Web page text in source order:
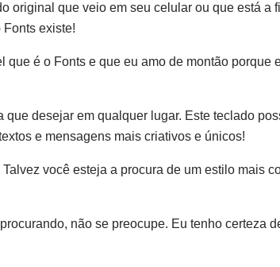
original que veio em seu celular ou que está a
existe!
é o Fonts e que eu amo de montão porque
desejar em qualquer lugar. Este teclado
e mensagens mais criativos e únicos!
você esteja a procura de um estilo mais
não se preocupe. Eu tenho certeza